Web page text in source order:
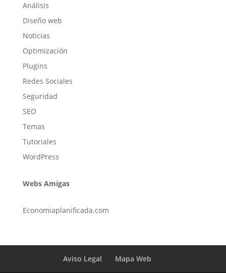
Análisis
Diseño web
Noticias
Optimización
Plugins
Redes Sociales
Seguridad
SEO
Temas
Tutoriales
WordPress
Webs Amigas
Economiaplanificada.com
Aviso Legal Mapa Web